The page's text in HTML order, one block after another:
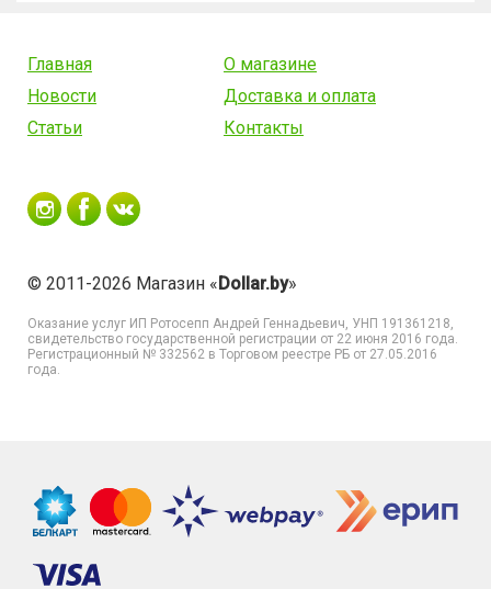
Главная
О магазине
Новости
Доставка и оплата
Статьи
Контакты
© 2011-2026 Магазин «Dollar.by»
Оказание услуг ИП Ротосепп Андрей Геннадьевич, УНП 191361218,
свидетельство государственной регистрации от 22 июня 2016 года.
Регистрационный № 332562 в Торговом реестре РБ от 27.05.2016
года.